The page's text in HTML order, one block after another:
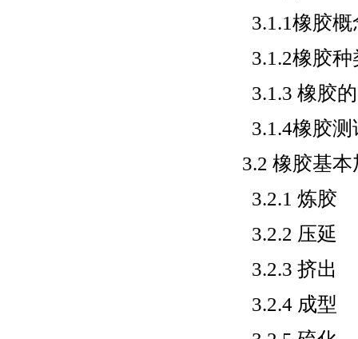
3.1.1橡胶概
3.1.2橡胶种
3.1.3 橡胶
3.1.4橡胶测
3.2 橡胶基
3.2.1 炼胶
3.2.2 压延
3.2.3 挤出
3.2.4 成型